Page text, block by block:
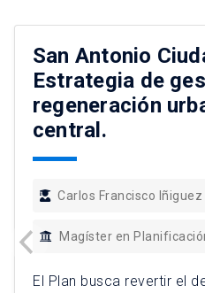
San Antonio
Estrategia de
regeneración
central.
Carlos Francisco
Magíster en
El Plan busca revertir el